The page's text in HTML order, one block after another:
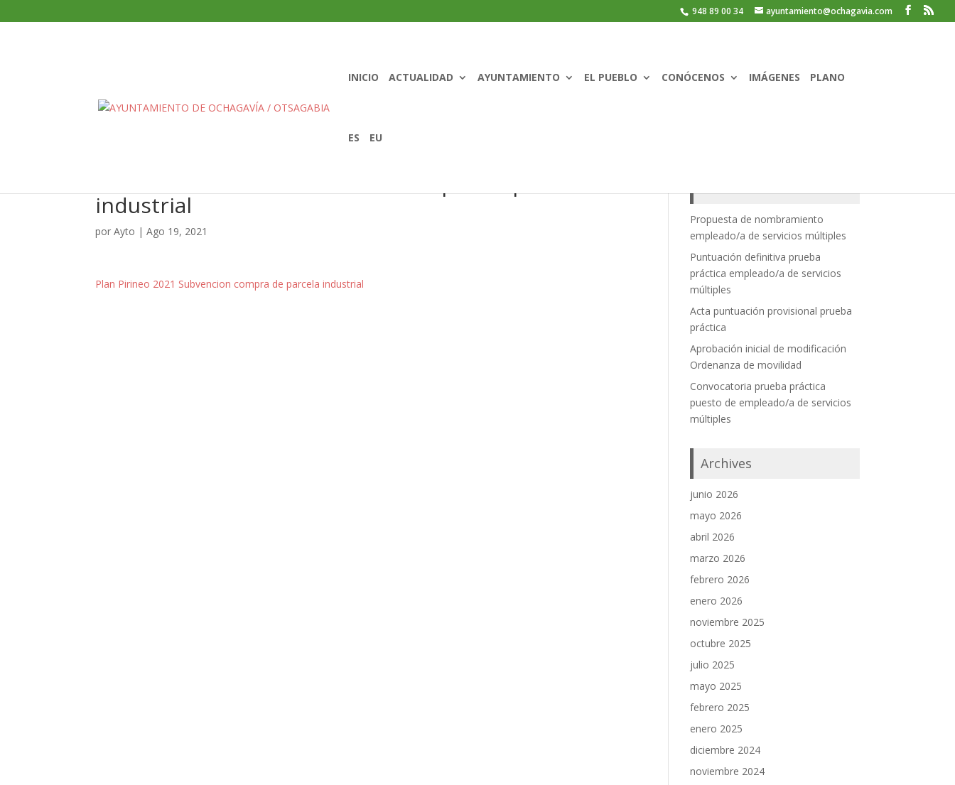
948 89 00 34 ayuntamiento@ochagavia.com
INICIO ACTUALIDAD AYUNTAMIENTO EL PUEBLO CONÓCENOS IMÁGENES PLANO
ES EU
industrial
porAyto |Ago 19, 2021
Plan Pirineo 2021 Subvencion compra de parcela industrial
Propuesta de nombramiento
empleado/a de servicios múltiples
Puntuación definitiva prueba
práctica empleado/a de servicios
múltiples
Acta puntuación provisional prueba
práctica
Aprobación inicial de modificación
Ordenanza de movilidad
Convocatoria prueba práctica
puesto de empleado/a de servicios
múltiples
Archives
junio 2026
mayo 2026
abril 2026
marzo 2026
febrero 2026
enero 2026
noviembre 2025
octubre 2025
julio 2025
mayo 2025
febrero 2025
enero 2025
diciembre 2024
noviembre 2024